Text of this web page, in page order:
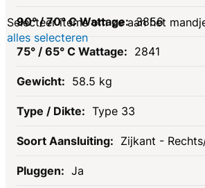
3856
2841
58.5 kg
Type 33
Zijkant -
Ja
Selecteer items om ze aan het
alles selecteren